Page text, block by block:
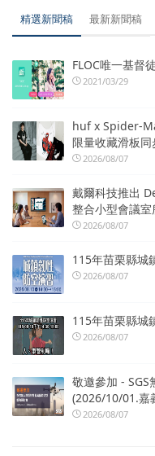
精選新聞稿 最新新聞稿
FLOC唯一基督
2021/03/29
huf x Spider-
限量收藏滑板同
2026/08/07
戴爾科技推出
整合小型會議
2026/08/07
115年苗栗縣城
2026/08/07
115年苗栗縣城
2026/08/07
敬邀參加 -
(2026/10/01.嘉
2026/08/07